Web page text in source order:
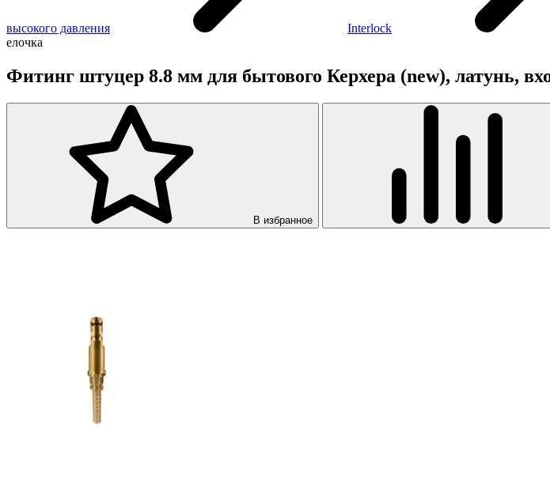
высокого давления Interlock
елочка
Фитинг штуцер 8.8 мм для бытового Керхера (new), латунь,
В избранное